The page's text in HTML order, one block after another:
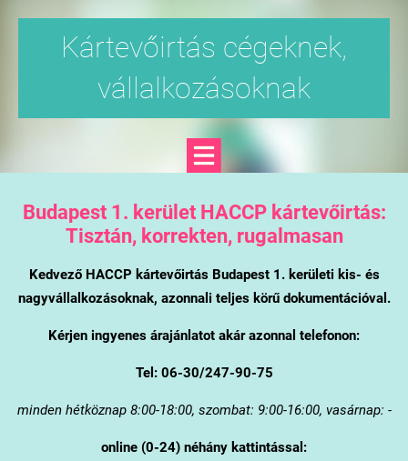
Kártevőirtás cégeknek,
vállalkozásoknak
Budapest 1. kerületHACCP kártevőirtás:
Tisztán, korrekten, rugalmasan
Kedvező HACCP kártevőirtás Budapest 1. kerületi kis- és
nagyvállalkozásoknak, azonnali teljes körű dokumentációval.
Kérjen ingyenes árajánlatot akár azonnal telefonon:
Tel: 06-30/247-90-75
minden hétköznap 8:00-18:00, szombat: 9:00-16:00, vasárnap: -
online (0-24) néhány kattintással: